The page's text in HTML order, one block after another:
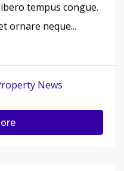
tempus congue.
ornare neque...
News